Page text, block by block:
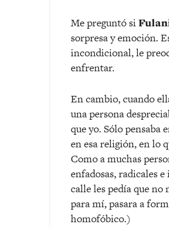
Me preguntó si
sorpresa y emoción.
incondicional, le
enfrentar.
En cambio, cuando
una persona
que yo. Sólo pensaba
en esa religión, en lo
Como a muchas
enfadosas, radicales
calle les pedía que
para mí, pasara a
homofóbico.)